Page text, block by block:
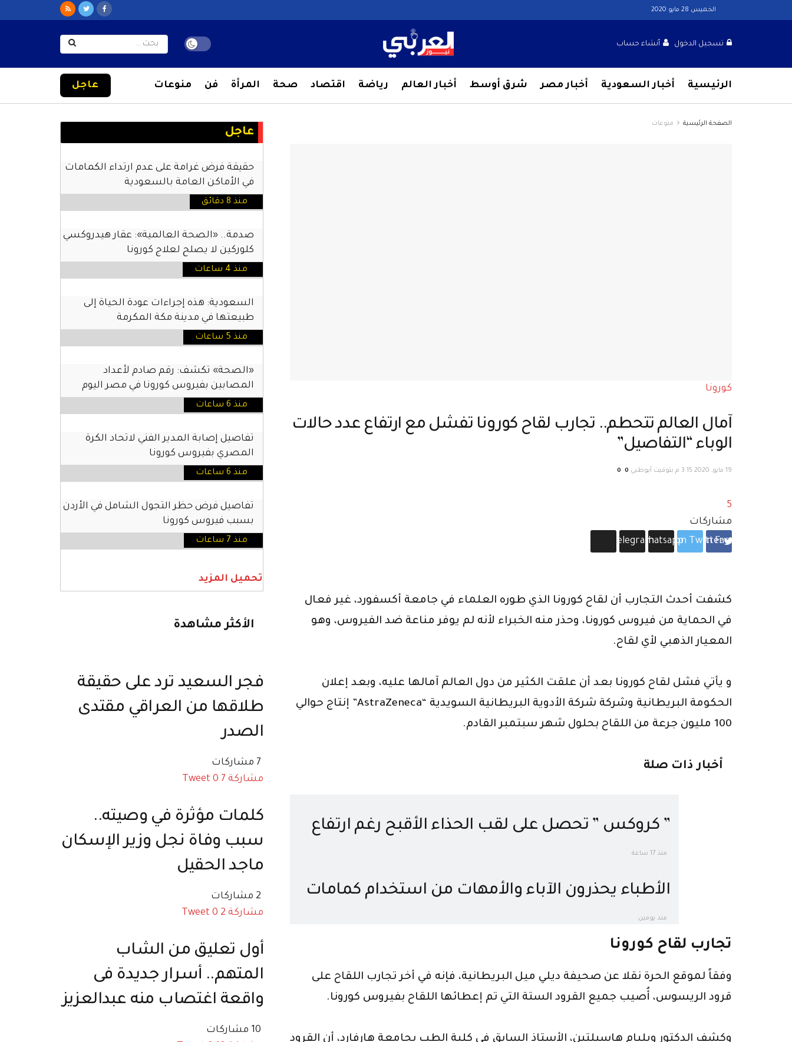
الخميس 28 مايو 2020
تسجيل الدخول أنشاء حساب
الرئيسية أخبار السعودية أخبار مصر شرق أوسط أخبار العالم رياضة اقتصاد صحة المرأة فن منوعات عاجل
الصفحة الرئيسية منوعات
كورونا
آمال العالم تتحطم.. تجارب لقاح كورونا تفشل مع ارتفاع عدد حالات
الوباء “التفاصيل”
19 مايو, 2020 3:15 م بتوقيت أبوظبي 0
0
5
مشاركات
Share on Facebook
Share on Twitter
Whatsapp
Telegram
كشفت أحدث التجارب أن لقاح كورونا الذي طوره العلماء في جامعة أكسفورد، غير فعال
في الحماية من فيروس كورونا، وحذر منه الخبراء لأنه لم يوفر مناعة ضد الفيروس، وهو
المعيار الذهبي لأي لقاح.
و يأتي فشل لقاح كورونا بعد أن علقت الكثير من دول العالم آمالها عليه، وبعد إعلان
الحكومة البريطانية وشركة شركة الأدوية البريطانية السويدية “AstraZeneca” إنتاج حوالي
100 مليون جرعة من اللقاح بحلول شهر سبتمبر القادم.
أخبار ذات صلة
” كروكس ” تحصل على لقب الحذاء الأقبح رغم ارتفاع
الإيرادات.. تعرف على الأسباب
منذ 17 ساعة
الأطباء يحذرون الآباء والأمهات من استخدام كمامات
الأطفال لهذه الأسباب
منذ يومين
تجارب لقاح كورونا
وفقاً لموقع الحرة نقلا عن صحيفة ديلي ميل البريطانية، فإنه في أخر تجارب اللقاح على
قرود الريسوس، أُصيب جميع القرود الستة التي تم إعطائها اللقاح بفيروس كورونا.
وكشف الدكتور ويليام هاسيلتين، الأستاذ السابق في كلية الطب بجامعة هارفارد، أن القرود
عاجل
حقيقة فرض غرامة على عدم ارتداء الكمامات
في الأماكن العامة بالسعودية
منذ 8 دقائق
صدمة.. «الصحة العالمية»: عقار هيدروكسي
كلوركين لا يصلح لعلاج كورونا
منذ 4 ساعات
السعودية: هذه إجراءات عودة الحياة إلى
طبيعتها في مدينة مكة المكرمة
منذ 5 ساعات
«الصحة» تكشف: رقم صادم لأعداد
المصابين بفيروس كورونا في مصر اليوم
منذ 6 ساعات
تفاصيل إصابة المدير الفني لاتحاد الكرة
المصري بفيروس كورونا
منذ 6 ساعات
تفاصيل فرض حظر التجول الشامل في الأردن
بسبب فيروس كورونا
منذ 7 ساعات
تحميل المزيد
الأكثر مشاهدة
فجر السعيد ترد على حقيقة
طلاقها من العراقي مقتدى
الصدر
مشاركة 7
Tweet 0
كلمات مؤثرة في وصيته..
سبب وفاة نجل وزير الإسكان
ماجد الحقيل
مشاركة 2
Tweet 0
أول تعليق من الشاب
المتهم.. أسرار جديدة فى
واقعة اغتصاب منه عبدالعزيز